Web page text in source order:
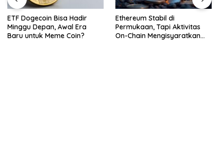
Bisa Hadir
Awal Era
Coin?
Ethereum Stabil di
Permukaan, Tapi Aktivitas
On-Chain Mengisyaratkan
DeXRP
Dibangun di